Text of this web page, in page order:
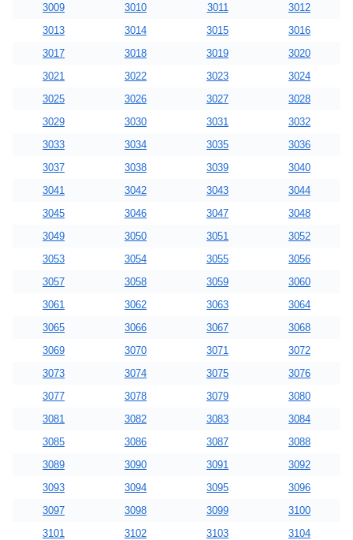
3009
3010 3011
3012
3013
3014 3015
3016
3017
3018 3019
3020
3021
3022 3023
3024
3025
3026 3027
3028
3029
3030 3031
3032
3033
3034 3035
3036
3037
3038 3039
3040
3041
3042 3043
3044
3045
3046 3047
3048
3049
3050 3051
3052
3053
3054 3055
3056
3057
3058 3059
3060
3061
3062 3063
3064
3065
3066 3067
3068
3069
3070 3071
3072
3073
3074 3075
3076
3077
3078 3079
3080
3081
3082 3083
3084
3085
3086 3087
3088
3089
3090 3091
3092
3093
3094 3095
3096
3097
3098 3099
3100
3101
3102 3103
3104